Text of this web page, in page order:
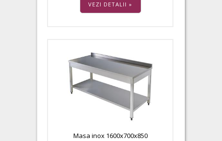
VEZI DETALII »
Masa inox 1600x700x850